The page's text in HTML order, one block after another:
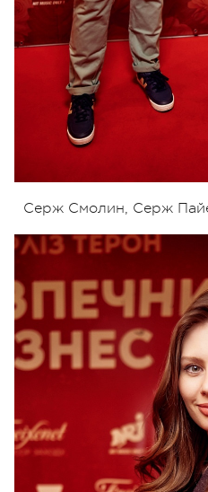
Серж Смолин, Серж